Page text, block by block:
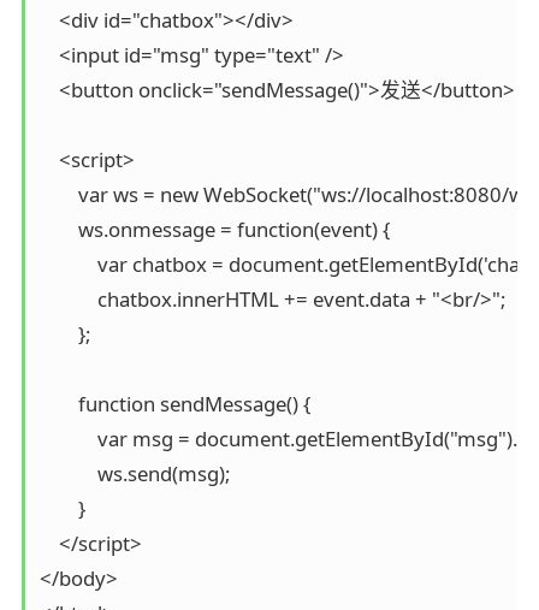
    <div id="chatbox"></div>
    <input id="msg" type="text" />
    <button onclick="sendMessage()">发送</button>
    <script>
var ws = new WebSocket("ws://localhost:8080/
        ws.onmessage = function(event) {
var chatbox =
            chatbox.innerHTML += event.data + "<br/>";
        };
        function sendMessage() {
var msg =
            ws.send(msg);
        }
    </script>
</body>